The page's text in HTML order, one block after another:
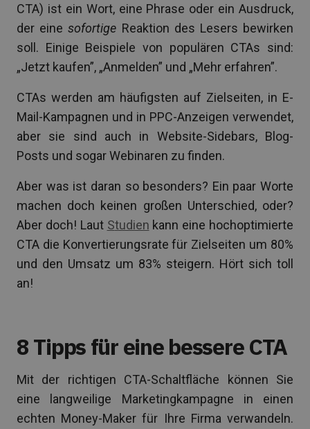
CTA) ist ein Wort, eine Phrase oder ein Ausdruck,
der einesofortige Reaktion des Lesers bewirken
soll. Einige Beispiele von populären CTAs sind:
„Jetzt kaufen”, „Anmelden” und „Mehr erfahren”.
CTAs werden am häufigsten auf Zielseiten, in E-
Mail-Kampagnen und in PPC-Anzeigen verwendet,
aber sie sind auch in Website-Sidebars, Blog-
Posts und sogar Webinaren zu finden.
Aber was ist daran so besonders? Ein paar Worte
machen doch keinen großen Unterschied, oder?
Aber doch! Laut Studien kann eine hochoptimierte
CTA die Konvertierungsrate für Zielseiten um 80%
und den Umsatz um 83% steigern. Hört sich toll
an!
8 Tipps für eine bessere CTA
Mit der richtigen CTA-Schaltfläche können Sie
eine langweilige Marketingkampagne in einen
echten Money-Maker für Ihre Firma verwandeln.